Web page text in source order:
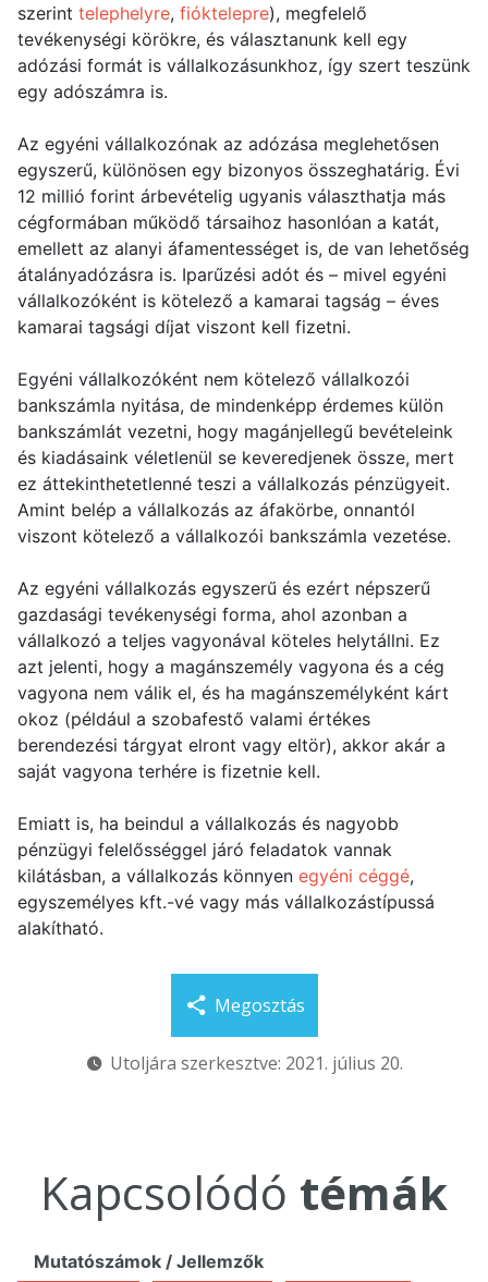
szerint telephelyre, fióktelepre), megfelelő
tevékenységi körökre, és választanunk kell egy
adózási formát is vállalkozásunkhoz, így szert teszünk
egy adószámra is.
Az egyéni vállalkozónak az adózása meglehetősen
egyszerű, különösen egy bizonyos összeghatárig. Évi
12 millió forint árbevételig ugyanis választhatja más
cégformában működő társaihoz hasonlóan a katát,
emellett az alanyi áfamentességet is, de van lehetőség
átalányadózásra is. Iparűzési adót és – mivel egyéni
vállalkozóként is kötelező a kamarai tagság – éves
kamarai tagsági díjat viszont kell fizetni.
Egyéni vállalkozóként nem kötelező vállalkozói
bankszámla nyitása, de mindenképp érdemes külön
bankszámlát vezetni, hogy magánjellegű bevételeink
és kiadásaink véletlenül se keveredjenek össze, mert
ez áttekinthetetlenné teszi a vállalkozás pénzügyeit.
Amint belép a vállalkozás az áfakörbe, onnantól
viszont kötelező a vállalkozói bankszámla vezetése.
Az egyéni vállalkozás egyszerű és ezért népszerű
gazdasági tevékenységi forma, ahol azonban a
vállalkozó a teljes vagyonával köteles helytállni. Ez
azt jelenti, hogy a magánszemély vagyona és a cég
vagyona nem válik el, és ha magánszemélyként kárt
okoz (például a szobafestő valami értékes
berendezési tárgyat elront vagy eltör), akkor akár a
saját vagyona terhére is fizetnie kell.
Emiatt is, ha beindul a vállalkozás és nagyobb
pénzügyi felelősséggel járó feladatok vannak
kilátásban, a vállalkozás könnyen egyéni céggé,
egyszemélyes kft.-vé vagy más vállalkozástípussá
alakítható.
Megosztás
Utoljára szerkesztve: 2021. július 20.
Kapcsolódó témák
Mutatószámok / Jellemzők